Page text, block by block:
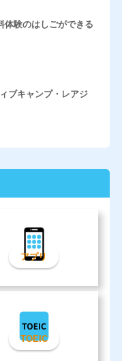
体験のはしごができる
ブキャンプ・レアジ
アプリ
TOEIC